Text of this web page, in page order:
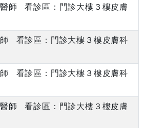
師 看診區：門診大樓３樓皮膚
看診區：門診大樓３樓皮膚科
看診區：門診大樓３樓皮膚科
師 看診區：門診大樓３樓皮膚